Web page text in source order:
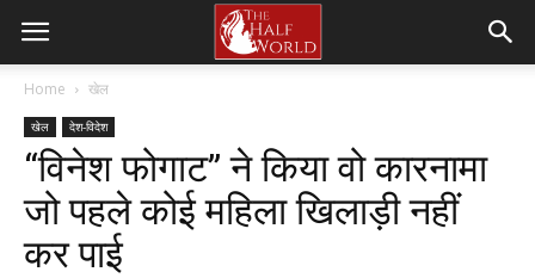
Home खेल
खेल देश-विदेश
“विनेश फोगाट” ने किया वो कारनामा
जो पहले कोई महिला खिलाड़ी नहीं
कर पाई